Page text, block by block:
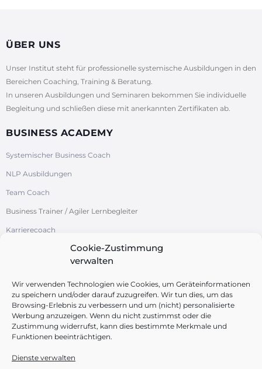
Cookie-Zustimmung
verwalten
Wir verwenden Technologien wie Cookies, um Geräteinformationen
zu speichern und/oder darauf zuzugreifen. Wir tun dies, um das
Browsing-Erlebnis zu verbessern und um (nicht) personalisierte
Werbung anzuzeigen. Wenn du nicht zustimmst oder die
Zustimmung widerrufst, kann dies bestimmte Merkmale und
Funktionen beeinträchtigen.
Dienste verwalten
ÜBER UNS
Unser Institut steht für professionelle systemische Ausbildungen in den
Bereichen Coaching, Training & Beratung.
In unseren Ausbildungen und Seminaren bekommen Sie individuelle
Begleitung und schließen diese mit anerkannten Zertifikaten ab.
BUSINESS ACADEMY
Systemischer Business Coach
NLP Ausbildungen
Team Coach
Business Trainer / Agiler Lernbegleiter
Karrierecoach
Systemische Organisationsentwicklung
/ Change-Management